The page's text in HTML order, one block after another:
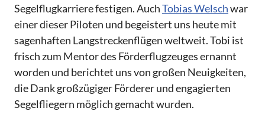
Segelflugkarriere festigen. AuchTobias Welschwar
einer dieser Piloten und begeistert uns heute mit
sagenhaften Langstreckenflügen weltweit. Tobi ist
frisch zum Mentor des Förderflugzeuges ernannt
worden und berichtet uns von großen Neuigkeiten,
die Dank großzügiger Förderer und engagierten
Segelfliegern möglich gemacht wurden.